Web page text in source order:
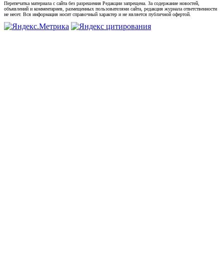
Перепечатка материала с сайта без разрешения Редакции запрещена. За содержание новостей,
объявлений и комментариев, размещенных пользователями сайта, редакция журнала ответственности
не несет. Вся информация носит справочный характер и не является публичной офертой.